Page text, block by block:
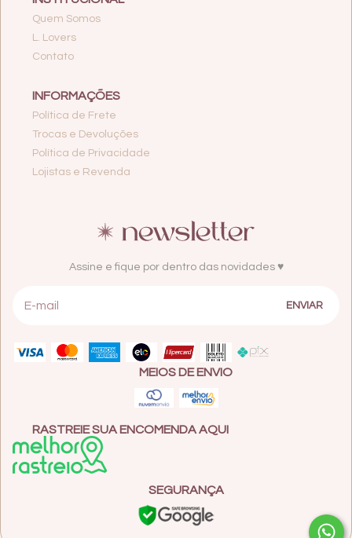
Quem Somos
L. Lovers
Contato
INFORMAÇÕES
Política de Frete
Trocas e Devoluções
Política de Privacidade
Lojistas e Revenda
Assine e fique por dentro das novidades ♥
MEIOS DE ENVIO
RASTREIE SUA ENCOMENDA AQUI
SEGURANÇA